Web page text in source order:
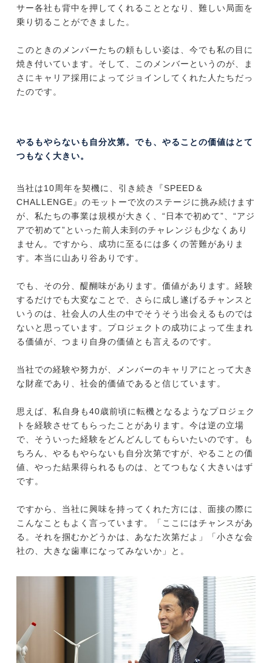
サー各社も背中を押してくれることとなり、難しい局面を
乗り切ることができました。
このときのメンバーたちの頼もしい姿は、今でも私の目に
焼き付いています。そして、このメンバーというのが、ま
さにキャリア採用によってジョインしてくれた人たちだっ
たのです。
やるもやらないも自分次第。でも、やることの価値はとて
つもなく大きい。
当社は10周年を契機に、引き続き『SPEED＆
CHALLENGE』のモットーで次のステージに挑み続けます
が、私たちの事業は規模が大きく、“日本で初めて”、“アジ
アで初めて”といった前人未到のチャレンジも少なくあり
ません。ですから、成功に至るには多くの苦難がありま
す。本当に山あり谷ありです。
でも、その分、醍醐味があります。価値があります。経験
するだけでも大変なことで、さらに成し遂げるチャンスと
いうのは、社会人の人生の中でそうそう出会えるものでは
ないと思っています。プロジェクトの成功によって生まれ
る価値が、つまり自身の価値とも言えるのです。
当社での経験や努力が、メンバーのキャリアにとって大き
な財産であり、社会的価値であると信じています。
思えば、私自身も40歳前頃に転機となるようなプロジェク
トを経験させてもらったことがあります。今は逆の立場
で、そういった経験をどんどんしてもらいたいのです。も
ちろん、やるもやらないも自分次第ですが、やることの価
値、やった結果得られるものは、とてつもなく大きいはず
です。
ですから、当社に興味を持ってくれた方には、面接の際に
こんなこともよく言っています。「ここにはチャンスがあ
る。それを掴むかどうかは、あなた次第だよ」「小さな会
社の、大きな歯車になってみないか」と。